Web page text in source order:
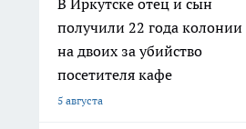
В Иркутске отец и сын
получили 22 года колонии
на двоих за убийство
посетителя кафе
5 августа